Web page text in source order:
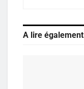
A lire également